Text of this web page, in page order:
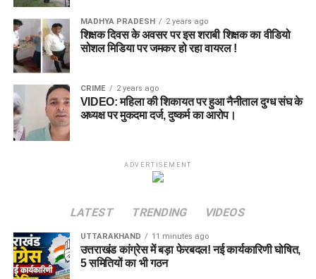
MADHYA PRADESH 2 years ago
शिक्षक दिवस के अवसर पर इस शराबी शिक्षक का वीडियो
सोशल मिडिया पर जमकर हो रहा वायरल !
CRIME 2 years ago
VIDEO: महिला की शिकायत पर हुआ नैनीताल दुग्ध संघ के
अध्यक्ष पर मुकदमा दर्ज, दुष्कर्म का आरोप।
ADVERTISEMENT
LATEST TRENDING VIDEOS
UTTARAKHAND 11 minutes ago
उत्तराखंड कांग्रेस में बड़ा फेरबदल! नई कार्यकारिणी घोषित,
5 समितियों का भी गठन